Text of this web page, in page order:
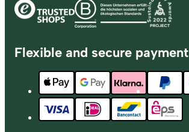
Flexible and secure payment